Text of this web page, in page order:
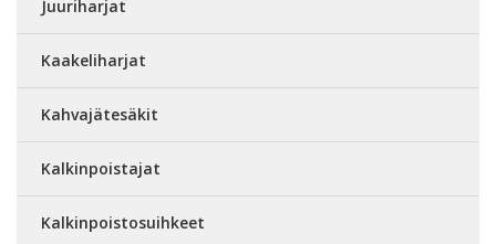
Juuriharjat
Kaakeliharjat
Kahvajätesäkit
Kalkinpoistajat
Kalkinpoistosuihkeet